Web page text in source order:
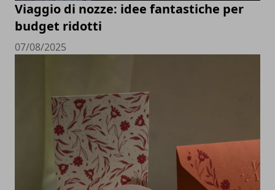
Viaggio di nozze: idee fantastiche per
budget ridotti
07/08/2025